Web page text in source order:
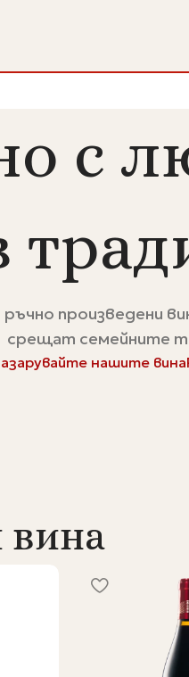
с
произведени
срещат семейните
нашите вина